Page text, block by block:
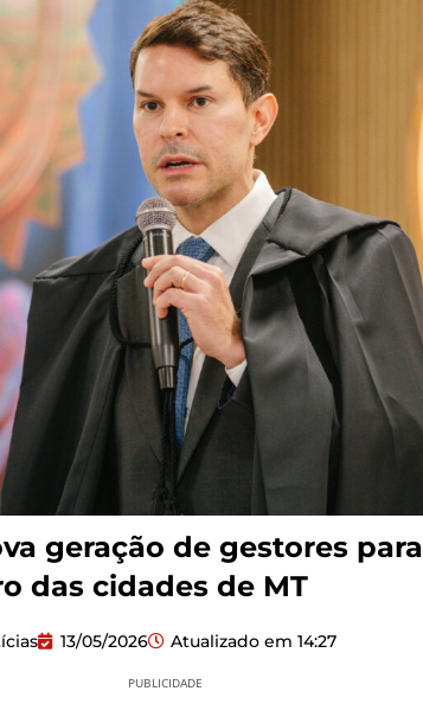
geração de gestores para
das cidades de MT
13/05/2026 Atualizado em 14:27
PUBLICIDADE